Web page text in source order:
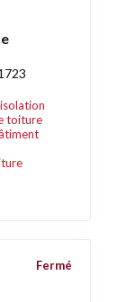
toiture
Fermé